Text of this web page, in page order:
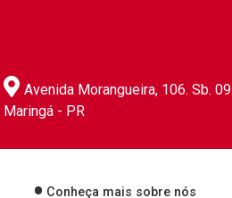
Avenida Morangueira, 106. Sb.
Maringá - PR
Conheça mais sobre nós